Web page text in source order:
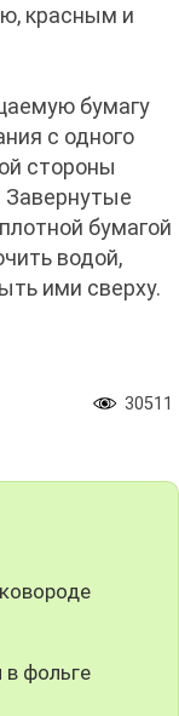
красным и
бумагу
с одного
стороны
Завернутые
бумагой
водой,
ими сверху.
30511
фольге